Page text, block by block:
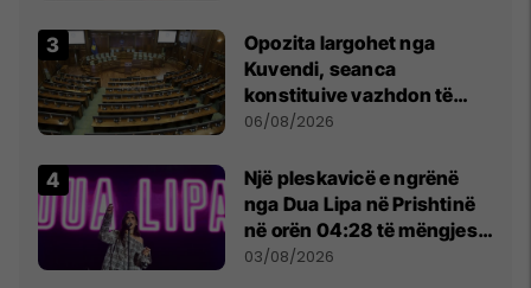
Opozita largohet nga
Kuvendi, seanca
konstituive vazhdon të
shtunën në orën 11:00
06/08/2026
Një pleskavicë e ngrënë
nga Dua Lipa në Prishtinë
në orën 04:28 të mëngjesit
- dhe bota digjitale serbe
03/08/2026